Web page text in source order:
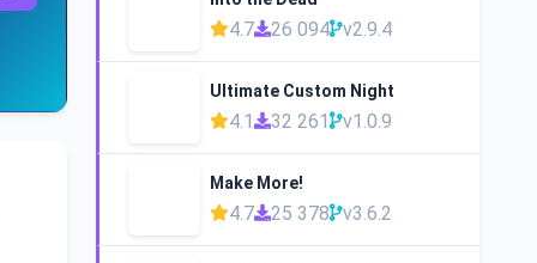
4.7 26 094 v2.9.4
Ultimate Custom Night
4.1 32 261 v1.0.9
Make More!
4.7 25 378 v3.6.2